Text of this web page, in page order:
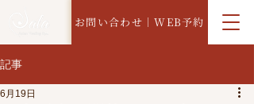
お問い合わせ｜WEB予約
記事
6月19日